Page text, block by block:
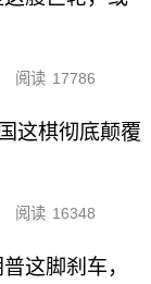
阅读 17786
这棋彻底颠覆
阅读 16348
这脚刹车，